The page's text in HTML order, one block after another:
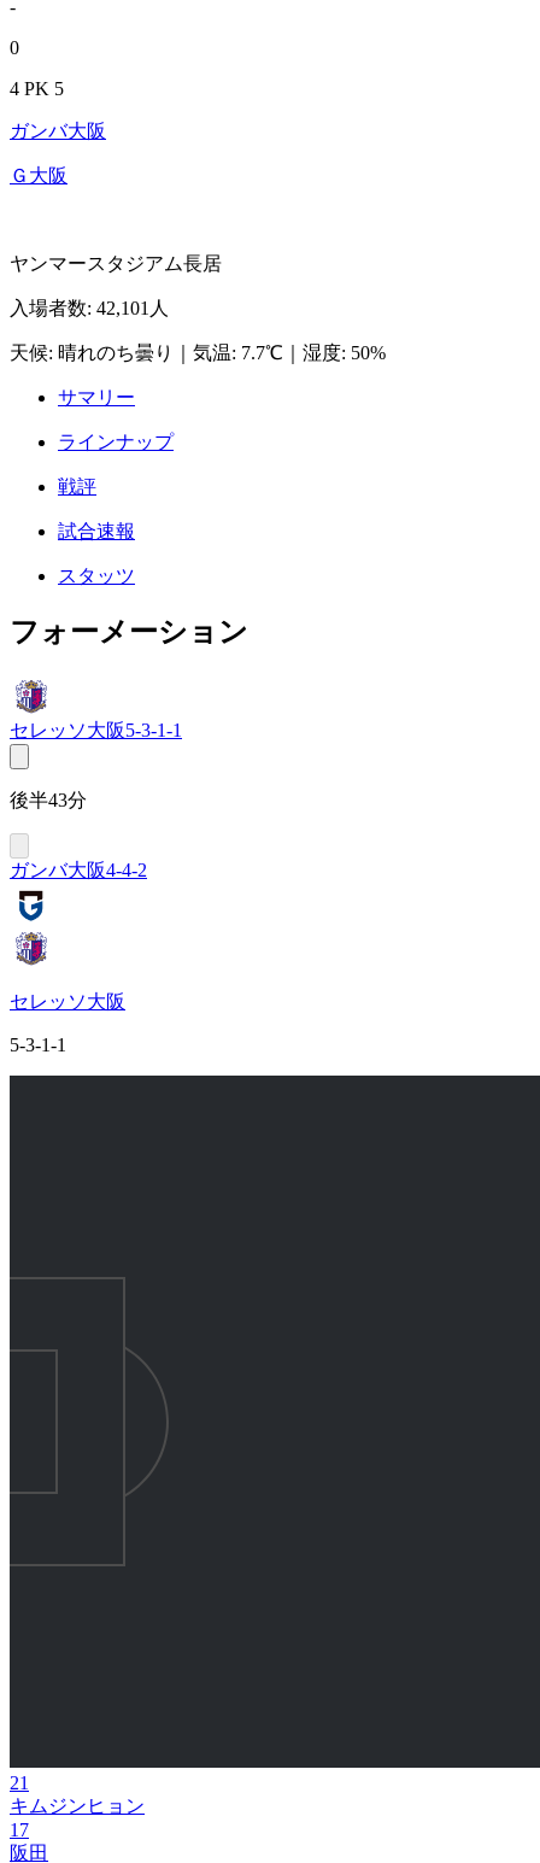
-
0
4 PK 5
ガンバ大阪
Ｇ大阪
ヤンマースタジアム長居
入場者数: 42,101人
天候: 晴れのち曇り 気温: 7.7℃ 湿度: 50%
サマリー
ラインナップ
戦評
試合速報
スタッツ
フォーメーション
セレッソ大阪5-3-1-1
後半43分
ガンバ大阪4-4-2
セレッソ大阪
5-3-1-1
21
キムジンヒョン
17
阪田